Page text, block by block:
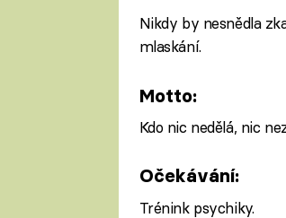
Nikdy by nesnědla
mlaskání.
Motto:
Kdo nic nedělá, nic
Očekávání:
Trénink psychiky.